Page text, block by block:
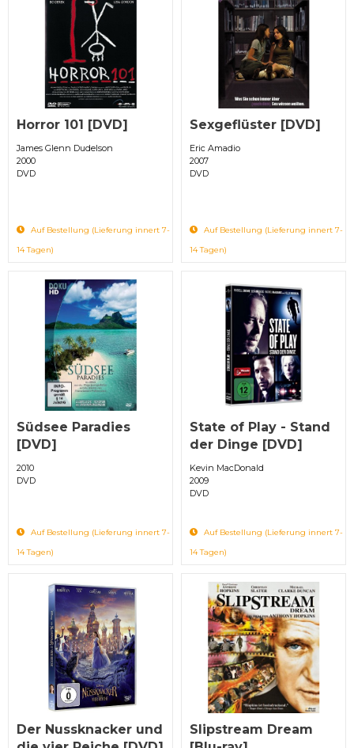
Horror 101 [DVD]
James Glenn Dudelson
2000
DVD
Auf Bestellung (Lieferung innert 7-
14 Tagen)
Sexgeflüster [DVD]
Eric Amadio
2007
DVD
Auf Bestellung (Lieferung innert 7-
14 Tagen)
Südsee Paradies
[DVD]
2010
DVD
Auf Bestellung (Lieferung innert 7-
14 Tagen)
State of Play - Stand
der Dinge [DVD]
Kevin MacDonald
2009
DVD
Auf Bestellung (Lieferung innert 7-
14 Tagen)
Der Nussknacker und
Slipstream Dream